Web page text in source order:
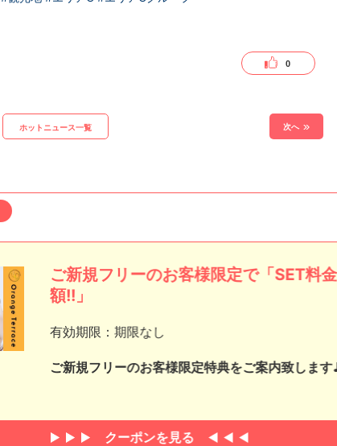
0
ホットニュース一覧 次へ
ご新規フリーのお客様限定で「SET料
額!!」
有効期限：期限なし
ご新規フリーのお客様限定特典をご案内致します
クーポンを見る